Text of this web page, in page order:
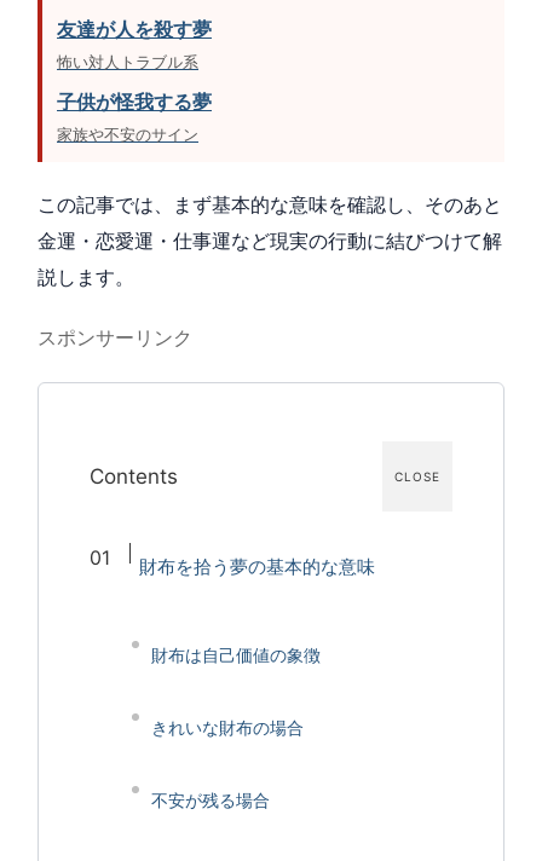
友達が人を殺す夢
怖い対人トラブル系
子供が怪我する夢
家族や不安のサイン
この記事では、まず基本的な意味を確認し、そのあと
金運・恋愛運・仕事運など現実の行動に結びつけて解
説します。
スポンサーリンク
CLOSE
Contents
財布を拾う夢の基本的な意味
財布は自己価値の象徴
きれいな財布の場合
不安が残る場合